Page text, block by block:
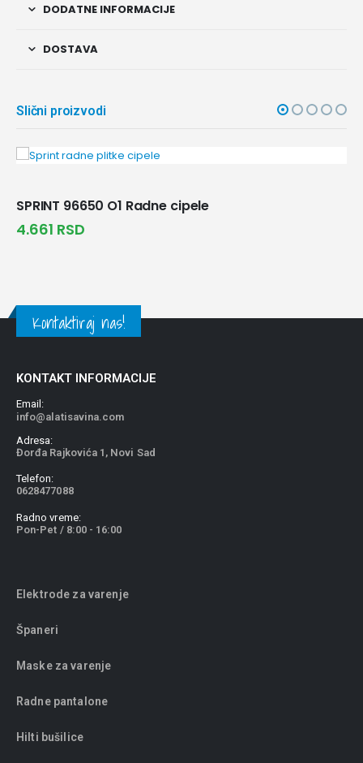
DODATNE INFORMACIJE
DOSTAVA
Slični proizvodi
SPRINT 96650 O1 Radne cipele
4.661 RSD
Kontaktiraj nas!
KONTAKT INFORMACIJE
Email:
info@alatisavina.com
Adresa:
Đorđa Rajkovića 1, Novi Sad
Telefon:
0628477088
Radno vreme:
Pon-Pet / 8:00 - 16:00
Elektrode za varenje
Španeri
Maske za varenje
Radne pantalone
Hilti bušilice